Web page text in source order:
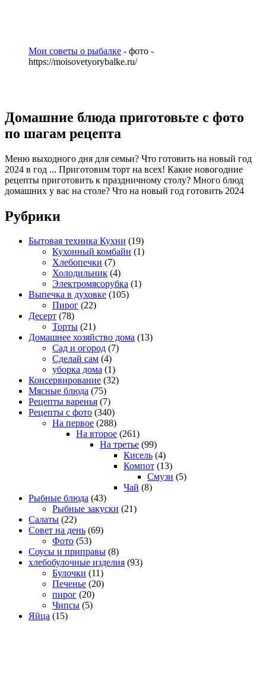
Мои советы о рыбалке - фото -
https://moisovetyorybalke.ru/
Домашние блюда приготовьте с фото
по шагам рецепта
Меню выходного дня для семьи? Что готовить на новый год
2024 в год ... Приготовим торт на всех! Какие новогодние
рецепты приготовить к праздничному столу? Много блюд
домашних у вас на столе? Что на новый год готовить 2024
Рубрики
Бытовая техника Кухни (19)
Кухонный комбайн (1)
Хлебопечки (7)
Холодильник (4)
Электромясорубка (1)
Выпечка в духовке (105)
Пирог (22)
Десерт (78)
Торты (21)
Домашнее хозяйство дома (13)
Сад и огород (7)
Сделай сам (4)
уборка дома (1)
Консервирование (32)
Мясные блюда (75)
Рецепты варенья (7)
Рецепты с фото (340)
На первое (288)
На второе (261)
На третье (99)
Кисель (4)
Компот (13)
Смузи (5)
Чай (8)
Рыбные блюда (43)
Рыбные закуски (21)
Салаты (22)
Совет на день (69)
Фото (53)
Соусы и приправы (8)
хлебобулочные изделия (93)
Булочки (11)
Печенье (20)
пирог (20)
Чипсы (5)
Яйца (15)